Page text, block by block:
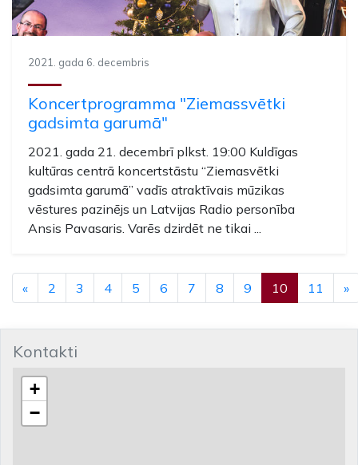
2021. gada 6. decembris
Koncertprogramma "Ziemassvētki
gadsimta garumā"
2021. gada 21. decembrī plkst. 19:00 Kuldīgas
kultūras centrā koncertstāstu “Ziemasvētki
gadsimta garumā” vadīs atraktīvais mūzikas
vēstures pazinējs un Latvijas Radio personība
Ansis Pavasaris. Varēs dzirdēt ne tikai ...
«Previous
2 3 4 5 6 7 8 9 10 11 »
Kontakti
+
−